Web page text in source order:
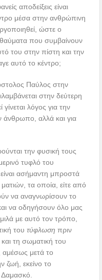
αποδείξεις είναι
μέσα στην ανθρώπινη
ώστε ο
που συμβαίνουν
του στην πίστη και την
αυτό το κέντρο;
Παύλος στην
στην δεύτερη
λόγος για την
άνθρωπο, αλλά και για
την φυσική τους
τυφλό του
ασήμαντη μπροστά
τα οποία, είτε από
να αναγνωρίσουν το
να οδηγήσουν όλο μας
με αυτό τον τρόπο,
τουτύφλωσηπριν
τη σωματική του
, αμέσως μετά το
ζωή, εκείνο το